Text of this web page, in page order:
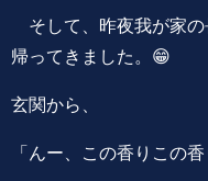
そして、昨夜我が家の
帰ってきました。😁
玄関から、
「んー、この香りこの香